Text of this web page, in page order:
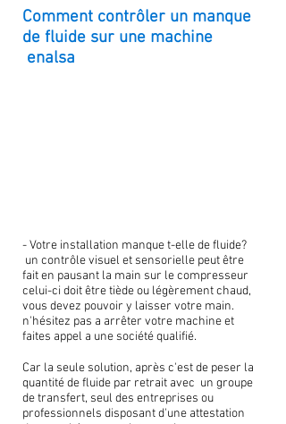
Comment contrôler un manque
de fluide sur une machine
enalsa
- Votre installation manque t-elle de fluide?
un contrôle visuel et sensorielle peut être
fait en pausant la main sur le compresseur
celui-ci doit être tiède ou légèrement chaud,
vous devez pouvoir y laisser votre main.
n'hésitez pas a arrêter votre machine et
faites appel a une société qualifié.
Car la seule solution, après c'est de peser la
quantité de fluide par retrait avec un groupe
de transfert, seul des entreprises ou
professionnels disposant d'une attestation